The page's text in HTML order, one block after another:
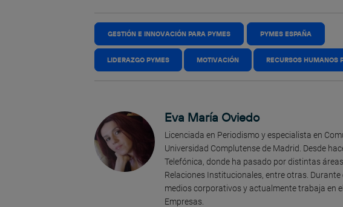
GESTIÓN E INNOVACIÓN PARA PYMES PYMES ESPAÑA
LIDERAZGO PYMES MOTIVACIÓN RECURSOS HUMANOS
Eva María Oviedo
Licenciada en Periodismo y especialista en
Universidad Complutense de Madrid. Desde
Telefónica, donde ha pasado por distintas
Relaciones Institucionales, entre otras.
medios corporativos y actualmente trabaja en
Empresas.